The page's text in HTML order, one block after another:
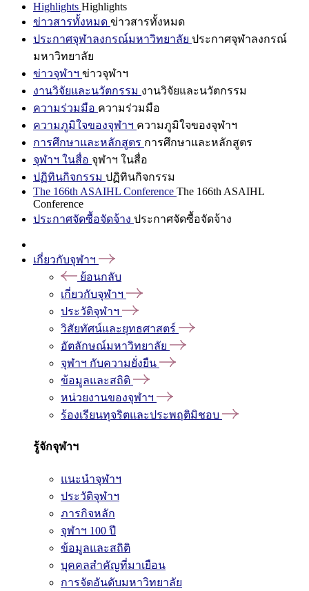
Highlights Highlights
ข่าวสารทั้งหมด ข่าวสารทั้งหมด
ประกาศจุฬาลงกรณ์มหาวิทยาลัย ประกาศจุฬาลงกรณ์
มหาวิทยาลัย
ข่าวจุฬาฯ ข่าวจุฬาฯ
งานวิจัยและนวัตกรรม งานวิจัยและนวัตกรรม
ความร่วมมือ ความร่วมมือ
ความภูมิใจของจุฬาฯ ความภูมิใจของจุฬาฯ
การศึกษาและหลักสูตร การศึกษาและหลักสูตร
จุฬาฯ ในสื่อ จุฬาฯ ในสื่อ
ปฏิทินกิจกรรม ปฏิทินกิจกรรม
The 166th ASAIHL Conference The 166th ASAIHL
Conference
ประกาศจัดซื้อจัดจ้าง ประกาศจัดซื้อจัดจ้าง
เกี่ยวกับจุฬาฯ
ย้อนกลับ
เกี่ยวกับจุฬาฯ
ประวัติจุฬาฯ
วิสัยทัศน์และยุทธศาสตร์
อัตลักษณ์มหาวิทยาลัย
จุฬาฯ กับความยั่งยืน
ข้อมูลและสถิติ
หน่วยงานของจุฬาฯ
ร้องเรียนทุจริตและประพฤติมิชอบ
รู้จักจุฬาฯ
แนะนำจุฬาฯ
ประวัติจุฬาฯ
ภารกิจหลัก
จุฬาฯ 100 ปี
ข้อมูลและสถิติ
บุคคลสำคัญที่มาเยือน
การจัดอันดับมหาวิทยาลัย